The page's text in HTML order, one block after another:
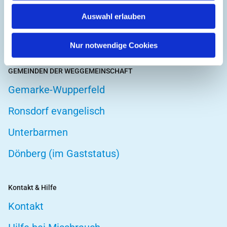
Auswahl erlauben
Nur notwendige Cookies
Telefonseelsorge
GEMEINDEN DER WEGGEMEINSCHAFT
Gemarke-Wupperfeld
Ronsdorf evangelisch
Unterbarmen
Dönberg (im Gaststatus)
Kontakt & Hilfe
Kontakt